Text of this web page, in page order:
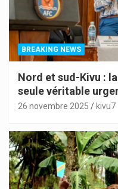
BREAKING NEWS
Nord et sud-Kivu :
seule véritable
26 novembre 2025 kivu7